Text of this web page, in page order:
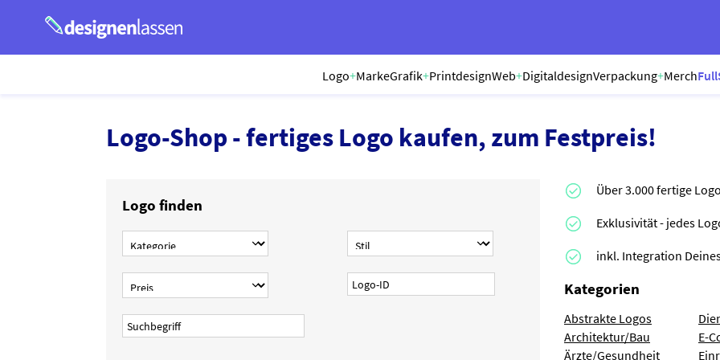
Logo+MarkeGrafik+PrintdesignWeb+DigitaldesignVerpackung+Merch
Logo-Shop - fertiges Logo kaufen, zum Festpreis!
Logo finden
Über 3.000 fertige
Exklusivität - jedes
inkl. Integration
Kategorien
Abstrakte Logos
Architektur/Bau
Ärzte/Gesundheit
E-